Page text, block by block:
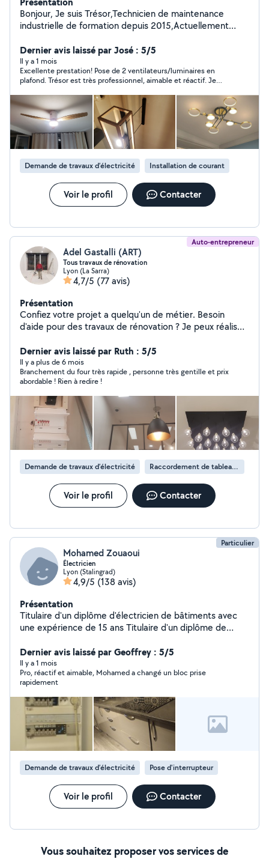
Bonjour, Je suis Trésor,Technicien de maintenance
industrielle de formation depuis 2015,Actuellement
passionné de bricolage et petits travaux! J'ai plusieurs
cordes sur à mon arc et propose mes services pour:
Montages et installations cuisine. Montages de tout
type de meubles. pose parquet,sol,tapis collant.ect
Peinture ( intérieur et extérieur) et papiers peints.
Dépannage et changement de pièces Électriques. Pose
objets murales : meuble mural,Écran et autres Et toutes
types de bricolages Je suis sûr de pouvoir vous rendre
un service de qualité et professionnel ! La propriété et
l'exigence faites partie de mes qualités. N'hésitez pas à
mes contacter pour discuter vos besoins (bricolage et
petits travaux ). Au plaisir de vous rencontrer!!!
Dernier avis laissé par José : 5/5
Il y a 1 mois
Excellente prestation! Pose de 2 ventilateurs/luminaires en
plafond. Trésor est très professionnel, aimable et réactif. Je
Demande de travaux d’électricité Installation de courant
Voir le profil Contacter
Auto-entrepreneur
Adel Gastalli (ART)
Tous travaux de rénovation
Lyon (La Sarra)
4,7/5 (77 avis)
Présentation
Confiez votre projet a quelqu'un de métier. Besoin
d'aide pour des travaux de rénovation ? Je peux réaliser
Dernier avis laissé par Ruth : 5/5
Il y a plus de 6 mois
Branchement du four très rapide , personne très gentille et prix
abordable ! Rien à redire !
Demande de travaux d’électricité Raccordement de tableau électrique
Voir le profil Contacter
Particulier
Mohamed Zouaoui
Électricien
Lyon (Stalingrad)
4,9/5 (138 avis)
Présentation
Titulaire d'un diplôme d'électricien de bâtiments avec
une expérience de 15 ans Titulaire d'un diplôme de
serrurier (Remplacement des poignées,des
serrures,cylindre ....ect) Devis,conseil et déplacement
gratuit Mon intervention consiste a réparer ou a la mise
en marche des appareils
Dernier avis laissé par Geoffrey : 5/5
Il y a 1 mois
Pro, réactif et aimable, Mohamed a changé un bloc prise
rapidement
Demande de travaux d’électricité Pose d'interrupteur
Voir le profil Contacter
Vous souhaitez proposer vos services de